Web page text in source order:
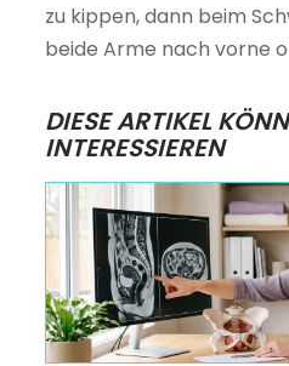
zu kippen, dann beim
beide Arme nach vorne
DIESE ARTIKEL
INTERESSIEREN